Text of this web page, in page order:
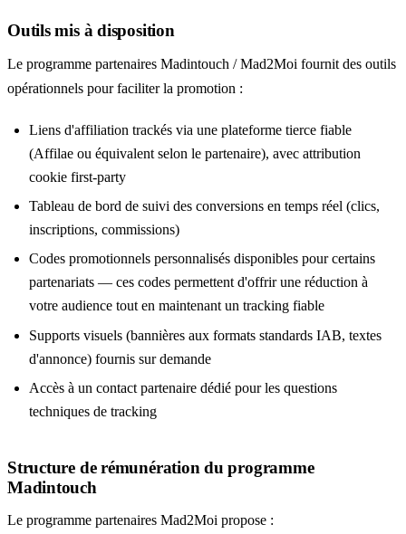
Outils mis à disposition
Le programme partenaires Madintouch / Mad2Moi fournit des outils
opérationnels pour faciliter la promotion :
Liens d'affiliation trackés via une plateforme tierce fiable
(Affilae ou équivalent selon le partenaire), avec attribution
cookie first-party
Tableau de bord de suivi des conversions en temps réel (clics,
inscriptions, commissions)
Codes promotionnels personnalisés disponibles pour certains
partenariats — ces codes permettent d'offrir une réduction à
votre audience tout en maintenant un tracking fiable
Supports visuels (bannières aux formats standards IAB, textes
d'annonce) fournis sur demande
Accès à un contact partenaire dédié pour les questions
techniques de tracking
Structure de rémunération du programme
Madintouch
Le programme partenaires Mad2Moi propose :